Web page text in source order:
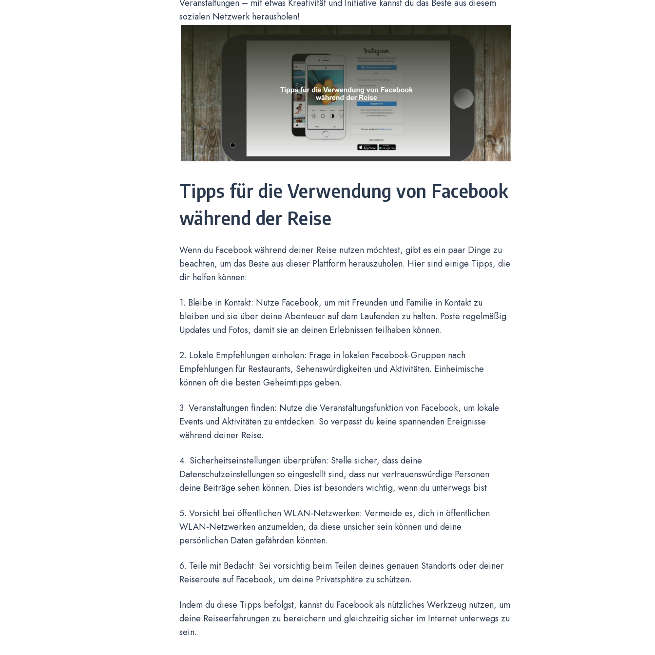
Veranstaltungen – mit etwas Kreativität und Initiative kannst du das Beste aus diesem
sozialen Netzwerk herausholen!
Tipps für die Verwendung von Facebook
während der Reise
Wenn du Facebook während deiner Reise nutzen möchtest, gibt es ein paar Dinge zu
beachten, um das Beste aus dieser Plattform herauszuholen. Hier sind einige Tipps, die
dir helfen können:
1. Bleibe in Kontakt: Nutze Facebook, um mit Freunden und Familie in Kontakt zu
bleiben und sie über deine Abenteuer auf dem Laufenden zu halten. Poste regelmäßig
Updates und Fotos, damit sie an deinen Erlebnissen teilhaben können.
2. Lokale Empfehlungen einholen: Frage in lokalen Facebook-Gruppen nach
Empfehlungen für Restaurants, Sehenswürdigkeiten und Aktivitäten. Einheimische
können oft die besten Geheimtipps geben.
3. Veranstaltungen finden: Nutze die Veranstaltungsfunktion von Facebook, um lokale
Events und Aktivitäten zu entdecken. So verpasst du keine spannenden Ereignisse
während deiner Reise.
4. Sicherheitseinstellungen überprüfen: Stelle sicher, dass deine
Datenschutzeinstellungen so eingestellt sind, dass nur vertrauenswürdige Personen
deine Beiträge sehen können. Dies ist besonders wichtig, wenn du unterwegs bist.
5. Vorsicht bei öffentlichen WLAN-Netzwerken: Vermeide es, dich in öffentlichen
WLAN-Netzwerken anzumelden, da diese unsicher sein können und deine
persönlichen Daten gefährden könnten.
6. Teile mit Bedacht: Sei vorsichtig beim Teilen deines genauen Standorts oder deiner
Reiseroute auf Facebook, um deine Privatsphäre zu schützen.
Indem du diese Tipps befolgst, kannst du Facebook als nützliches Werkzeug nutzen, um
deine Reiseerfahrungen zu bereichern und gleichzeitig sicher im Internet unterwegs zu
sein.